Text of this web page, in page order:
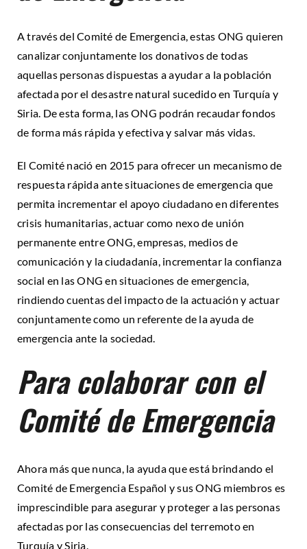
A través del Comité de Emergencia, estas ONG quieren
canalizar conjuntamente los donativos de todas
aquellas personas dispuestas a ayudar a la población
afectada por el desastre natural sucedido en Turquía y
Siria. De esta forma, las ONG podrán recaudar fondos
de forma más rápida y efectiva y salvar más vidas.
El Comité nació en 2015 para ofrecer un mecanismo de
respuesta rápida ante situaciones de emergencia que
permita incrementar el apoyo ciudadano en diferentes
crisis humanitarias, actuar como nexo de unión
permanente entre ONG, empresas, medios de
comunicación y la ciudadanía, incrementar la confianza
social en las ONG en situaciones de emergencia,
rindiendo cuentas del impacto de la actuación y actuar
conjuntamente como un referente de la ayuda de
emergencia ante la sociedad.
Para colaborar con el
Comité de Emergencia
Ahora más que nunca, la ayuda que está brindando el
Comité de Emergencia Español y sus ONG miembros es
imprescindible para asegurar y proteger a las personas
afectadas por las consecuencias del terremoto en
Turquía y Siria.